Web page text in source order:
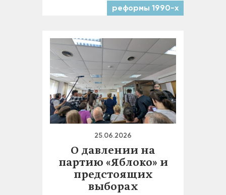
реформы 1990-х
25.06.2026
О давлении на
партию «Яблоко» и
предстоящих
выборах